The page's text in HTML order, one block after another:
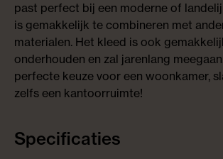
past perfect bij een moderne of
is gemakkelijk te combineren met
materialen. Het kleed is ook
onderhouden en zal jarenlang
perfecte keuze voor een woonkamer,
zelfs een kantoorruimte!
Specificaties